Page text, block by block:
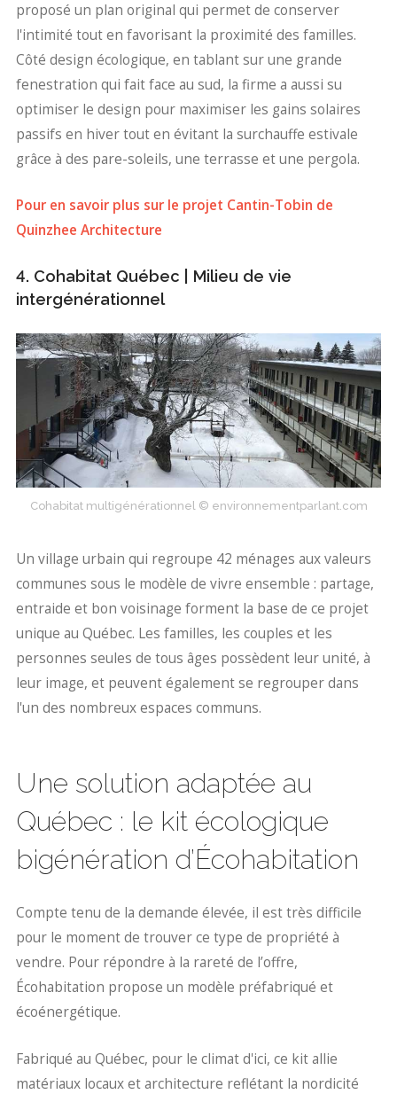
proposé un plan original qui permet de conserver
l'intimité tout en favorisant la proximité des familles.
Côté design écologique, en tablant sur une grande
fenestration qui fait face au sud, la firme a aussi su
optimiser le design pour maximiser les gains solaires
passifs en hiver tout en évitant la surchauffe estivale
grâce à des pare-soleils, une terrasse et une pergola.
Pour en savoir plus sur le projet Cantin-Tobin de
Quinzhee Architecture
4. Cohabitat Québec | Milieu de vie
intergénérationnel
Cohabitat multigénérationnel © environnementparlant.com
Un village urbain qui regroupe 42 ménages aux valeurs
communes sous le modèle de vivre ensemble : partage,
entraide et bon voisinage forment la base de ce projet
unique au Québec. Les familles, les couples et les
personnes seules de tous âges possèdent leur unité, à
leur image, et peuvent également se regrouper dans
l'un des nombreux espaces communs.
Une solution adaptée au
Québec : le kit écologique
bigénération d’Écohabitation
Compte tenu de la demande élevée, il est très difficile
pour le moment de trouver ce type de propriété à
vendre. Pour répondre à la rareté de l’offre,
Écohabitation propose un modèle préfabriqué et
écoénergétique.
Fabriqué au Québec, pour le climat d'ici, ce kit allie
matériaux locaux et architecture reflétant la nordicité